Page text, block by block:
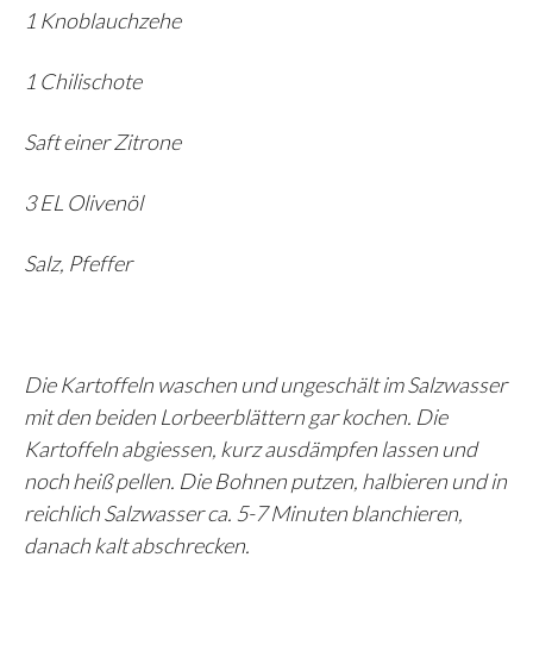
1 Knoblauchzehe
1 Chilischote
Saft einer Zitrone
3 EL Olivenöl
Salz, Pfeffer
Die Kartoffeln waschen und ungeschält im Salzwasser
mit den beiden Lorbeerblättern gar kochen. Die
Kartoffeln abgiessen, kurz ausdämpfen lassen und
noch heiß pellen. Die Bohnen putzen, halbieren und in
reichlich Salzwasser ca. 5-7 Minuten blanchieren,
danach kalt abschrecken.